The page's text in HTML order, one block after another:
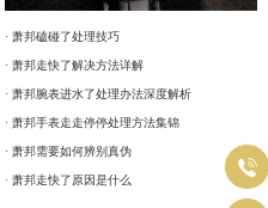
· 萧邦磕碰了处理技巧
· 萧邦走快了解决方法详解
· 萧邦腕表进水了处理办法深度解析
· 萧邦手表走走停停处理方法集锦
· 萧邦需要如何辨别真伪
· 萧邦走快了原因是什么
